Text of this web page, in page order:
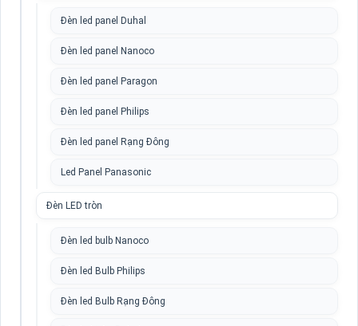
Đèn led panel Duhal
Đèn led panel Nanoco
Đèn led panel Paragon
Đèn led panel Philips
Đèn led panel Rạng Đông
Led Panel Panasonic
Đèn LED tròn
Đèn led bulb Nanoco
Đèn led Bulb Philips
Đèn led Bulb Rạng Đông